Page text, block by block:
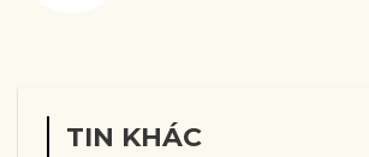
TIN KHÁC